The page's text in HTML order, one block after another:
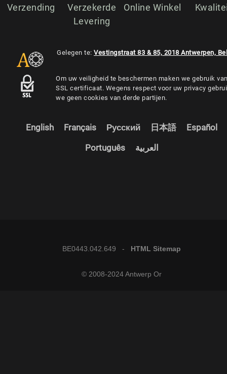
Verzending
Verzekerde
Levering
Online Winkel
Gelegen te: Vestingstraat 83 & 85, 2018 Antwerpen,
Om uw veiligheid te beschermen maken we gebruik
SSL certificaat. Wegens respect voor uw privacy
we geen cookies van derde partijen.
English Français Русский 日本語 Español
Português العربية
BE0443.042.649 - HTML Sitemap
© 2008-2024 Antwerp Or